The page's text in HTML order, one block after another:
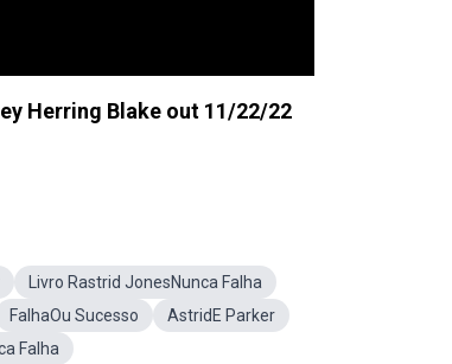
Herring Blake out 11/22/22
Livro Rastrid JonesNunca Falha
FalhaOu Sucesso
AstridE Parker
Falha